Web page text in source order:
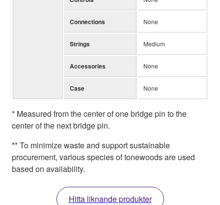
Connections None
Strings Medium
Accessories None
Case None
* Measured from the center of one bridge pin to the
center of the next bridge pin.
** To minimize waste and support sustainable
procurement, various species of tonewoods are used
based on availability.
Hitta liknande produkter